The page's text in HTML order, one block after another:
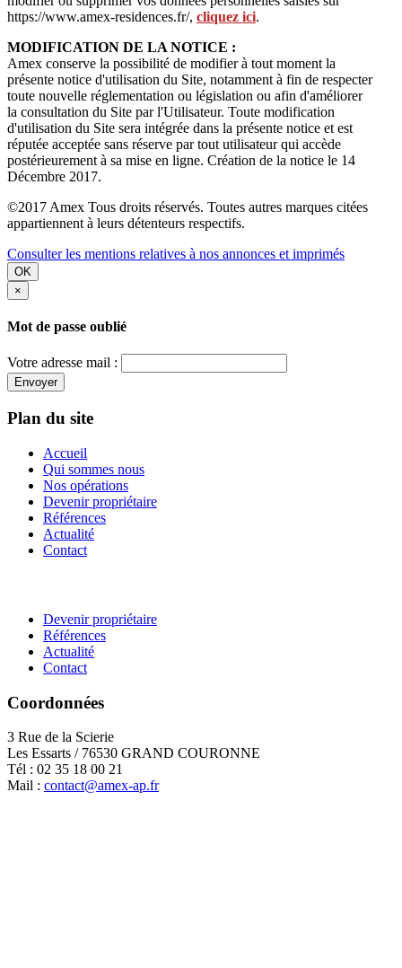
https://www.amex-residences.fr/, cliquez ici.
MODIFICATION DE LA NOTICE :
Amex conserve la possibilité de modifier à tout moment la
présente notice d'utilisation du Site, notamment à fin de respecter
toute nouvelle réglementation ou législation ou afin d'améliorer
la consultation du Site par l'Utilisateur. Toute modification
d'utilisation du Site sera intégrée dans la présente notice et est
réputée acceptée sans réserve par tout utilisateur qui accède
postérieurement à sa mise en ligne. Création de la notice le 14
Décembre 2017.
©2017 Amex Tous droits réservés. Toutes autres marques citées
appartiennent à leurs détenteurs respectifs.
Consulter les mentions relatives à nos annonces et imprimés
OK
×
Mot de passe oublié
Votre adresse mail :
Envoyer
Plan du site
Accueil
Qui sommes nous
Nos opérations
Devenir propriétaire
Références
Actualité
Contact
Devenir propriétaire
Références
Actualité
Contact
Coordonnées
3 Rue de la Scierie
Les Essarts / 76530 GRAND COURONNE
Tél : 02 35 18 00 21
Mail : contact@amex-ap.fr